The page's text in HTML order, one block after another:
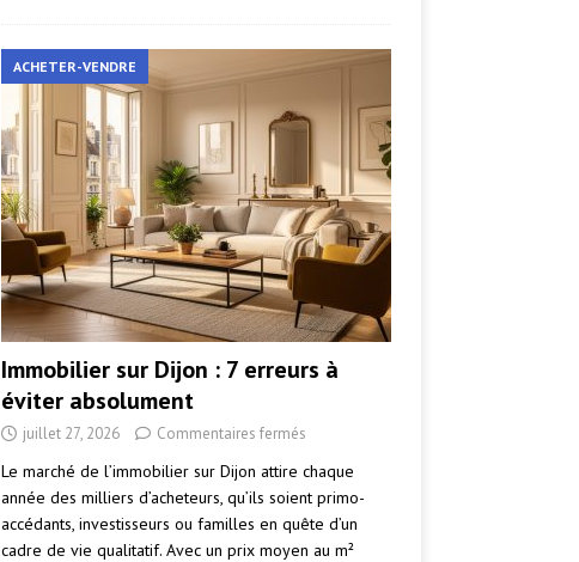
ACHETER-VENDRE
Immobilier sur Dijon : 7 erreurs à
éviter absolument
juillet 27, 2026 Commentaires fermés
Le marché de l’immobilier sur Dijon attire chaque
année des milliers d’acheteurs, qu’ils soient primo-
accédants, investisseurs ou familles en quête d’un
cadre de vie qualitatif. Avec un prix moyen au m²